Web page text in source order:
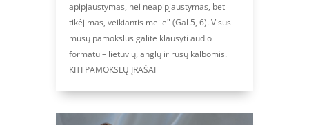
apipjaustymas, nei neapipjaustymas, bet
tikėjimas, veikiantis meile" (Gal 5, 6). Visus
mūsų pamokslus galite klausyti audio
formatu – lietuvių, anglų ir rusų kalbomis.
KITI PAMOKSLŲ ĮRAŠAI